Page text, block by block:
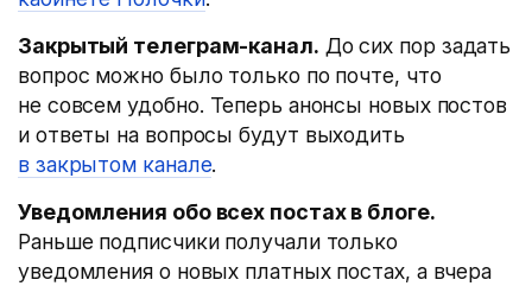
Закрытый телеграм-канал. До сих пор задать
вопрос можно было только по почте, что
не совсем удобно. Теперь анонсы новых постов
и ответы на вопросы будут выходить
в закрытом канале.
Уведомления обо всех постах в блоге.
Раньше подписчики получали только
уведомления о новых платных постах, а вчера